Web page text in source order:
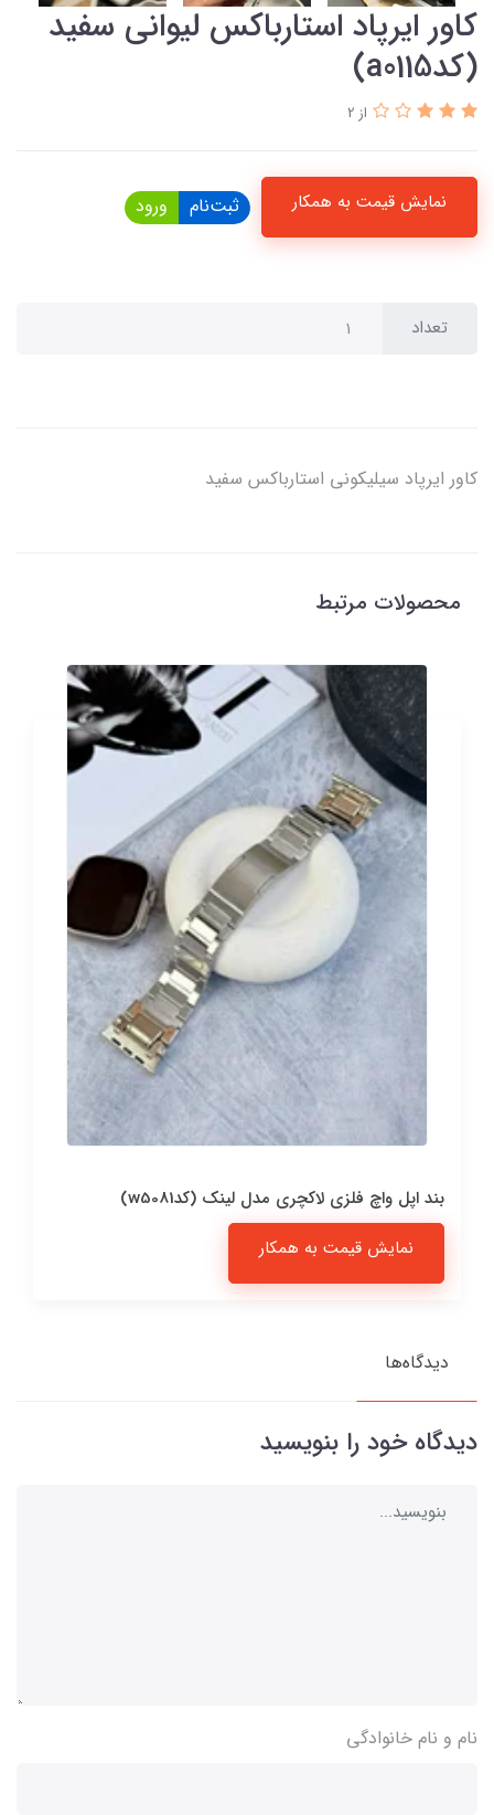
کاور ایرپاد استارباکس لیوانی سفید
(کدa0115)
از 2
نمایش قیمت به همکار ثبت‌نام ورود
تعداد
کاور ایرپاد سیلیکونی استارباکس سفید
محصولات مرتبط
بند اپل واچ فلزی لاکچری مدل لینک (کدw5081)
نمایش قیمت به همکار
دیدگاه‌ها
دیدگاه خود را بنویسید
نام و نام خانوادگی